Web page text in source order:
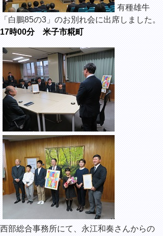
有種雄牛
「白鵬85の3」のお別れ会に出席しました。
17時00分 米子市糀町
西部総合事務所にて、永江和奏さんからの